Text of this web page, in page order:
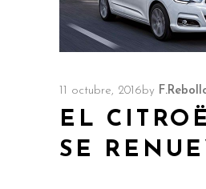
11 octubre, 2016 by
EL
SE